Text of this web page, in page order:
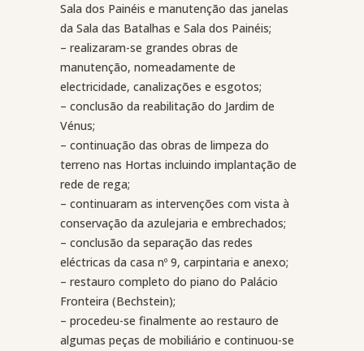
Sala dos Painéis e manutenção das janelas
da Sala das Batalhas e Sala dos Painéis;
– realizaram-se grandes obras de
manutenção, nomeadamente de
electricidade, canalizações e esgotos;
– conclusão da reabilitação do Jardim de
Vénus;
– continuação das obras de limpeza do
terreno nas Hortas incluindo implantação de
rede de rega;
– continuaram as intervenções com vista à
conservação da azulejaria e embrechados;
– conclusão da separação das redes
eléctricas da casa nº 9, carpintaria e anexo;
– restauro completo do piano do Palácio
Fronteira (Bechstein);
– procedeu-se finalmente ao restauro de
algumas peças de mobiliário e continuou-se